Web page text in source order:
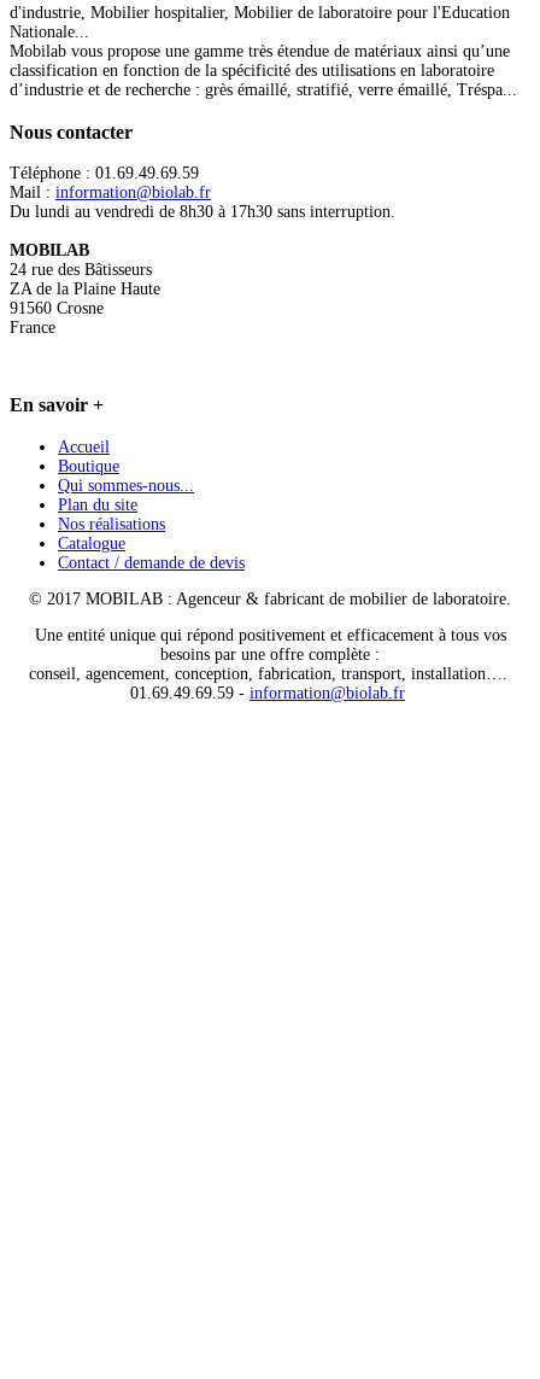
d'industrie, Mobilier hospitalier, Mobilier de laboratoire pour l'Education
Nationale...
Mobilab vous propose une gamme très étendue de matériaux ainsi qu’une
classification en fonction de la spécificité des utilisations en laboratoire
d’industrie et de recherche : grès émaillé, stratifié, verre émaillé, Tréspa...
Nous contacter
Téléphone : 01.69.49.69.59
Mail : information@biolab.fr
Du lundi au vendredi de 8h30 à 17h30 sans interruption.
MOBILAB
24 rue des Bâtisseurs
ZA de la Plaine Haute
91560 Crosne
France
En savoir +
Accueil
Boutique
Qui sommes-nous...
Plan du site
Nos réalisations
Catalogue
Contact / demande de devis
© 2017 MOBILAB : Agenceur & fabricant de mobilier de laboratoire.
Une entité unique qui répond positivement et efficacement à tous vos
besoins par une offre complète :
conseil, agencement, conception, fabrication, transport, installation….
01.69.49.69.59 - information@biolab.fr